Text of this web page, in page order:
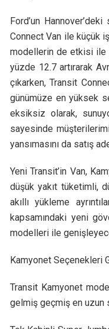
Ford’un
Connect Van ile küçük
modellerin de etkisi ile
yüzde 12.7 artırarak
çıkarken, Transit
günümüze en yüksek
eksiksiz olarak,
sayesinde
yansımasını da satış
Yeni Transit’in Van,
düşük yakıt tüketimli,
akıllı yükleme
kapsamındaki yeni
modelleri ile
Kamyonet Seçenekleri
Transit Kamyonet
gelmiş geçmiş en uzun